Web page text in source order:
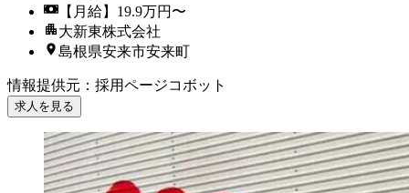
【月給】19.9万円〜
大新東株式会社
島根県安来市安来町
情報提供元 ： 採用ページコボット
求人を見る